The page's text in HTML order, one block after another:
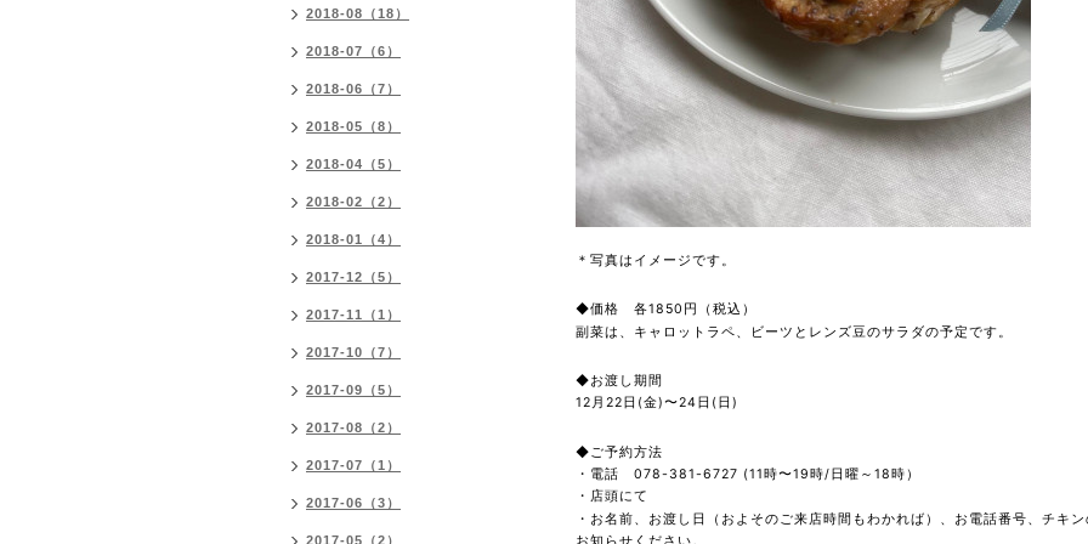
＊写真はイメージです。
◆価格 各1850円（税込）
副菜は、キャロットラペ、ビーツとレンズ豆のサラダの予定です。
◆お渡し期間
12月22日(金)〜24日(日)
◆ご予約方法
・ 電話 078-381-6727 (11時〜19時/日曜～18時）
・店頭にて
・お名前、お渡し日（およそのご来店時間もわかれば）、お電話番号、チキ
お知らせください。
2018-08（18）
2018-07（6）
2018-06（7）
2018-05（8）
2018-04（5）
2018-02（2）
2018-01（4）
2017-12（5）
2017-11（1）
2017-10（7）
2017-09（5）
2017-08（2）
2017-07（1）
2017-06（3）
2017-05（2）